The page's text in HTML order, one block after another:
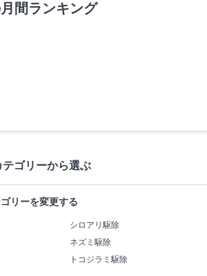
間ランキング
ゴリーから選ぶ
リーを変更する
シロアリ駆除
ネズミ駆除
トコジラミ駆除